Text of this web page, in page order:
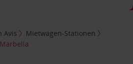
Avis
Mietwagen-Stationen
Marbella